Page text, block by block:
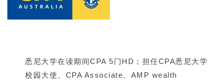
悉尼大学在读期间CPA 5门HD；担任CPA悉尼大学
校园大使、CPA Associate、AMP wealth